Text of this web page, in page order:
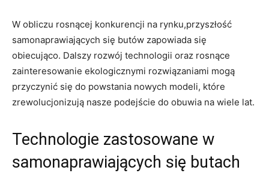
W obliczu rosnącej konkurencji na rynku,przyszłość
samonaprawiających się butów zapowiada się
obiecująco. Dalszy rozwój technologii oraz rosnące
zainteresowanie ekologicznymi rozwiązaniami mogą
przyczynić się do powstania nowych modeli, które
zrewolucjonizują nasze podejście do obuwia na wiele lat.
Technologie zastosowane w
samonaprawiających się butach